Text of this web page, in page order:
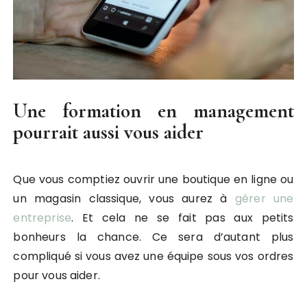
Une formation en management
pourrait aussi vous aider
Que vous comptiez ouvrir une boutique en ligne ou
un magasin classique, vous aurez à gérer une
entreprise. Et cela ne se fait pas aux petits
bonheurs la chance. Ce sera d’autant plus
compliqué si vous avez une équipe sous vos ordres
pour vous aider.